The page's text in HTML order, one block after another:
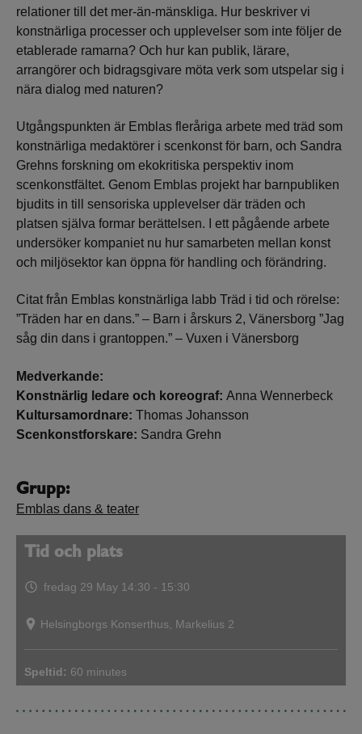
relationer till det mer-än-mänskliga. Hur beskriver vi
konstnärliga processer och upplevelser som inte följer de
etablerade ramarna? Och hur kan publik, lärare,
arrangörer och bidragsgivare möta verk som utspelar sig i
nära dialog med naturen?
Utgångspunkten är Emblas fleråriga arbete med träd som
konstnärliga medaktörer i scenkonst för barn, och Sandra
Grehns forskning om ekokritiska perspektiv inom
scenkonstfältet. Genom Emblas projekt har barnpubliken
bjudits in till sensoriska upplevelser där träden och
platsen själva formar berättelsen. I ett pågående arbete
undersöker kompaniet nu hur samarbeten mellan konst
och miljösektor kan öppna för handling och förändring.
Citat från Emblas konstnärliga labb Träd i tid och rörelse:
”Träden har en dans.” – Barn i årskurs 2, Vänersborg ”Jag
såg din dans i grantoppen.” – Vuxen i Vänersborg
Medverkande:
Konstnärlig ledare och koreograf: Anna Wennerbeck
Kultursamordnare: Thomas Johansson
Scenkonstforskare: Sandra Grehn
Grupp:
Emblas dans & teater
Tid och plats
fredag 29 May 14:30 - 15:30
Helsingborgs Konserthus, Markelius 2
Speltid: 60 minutes